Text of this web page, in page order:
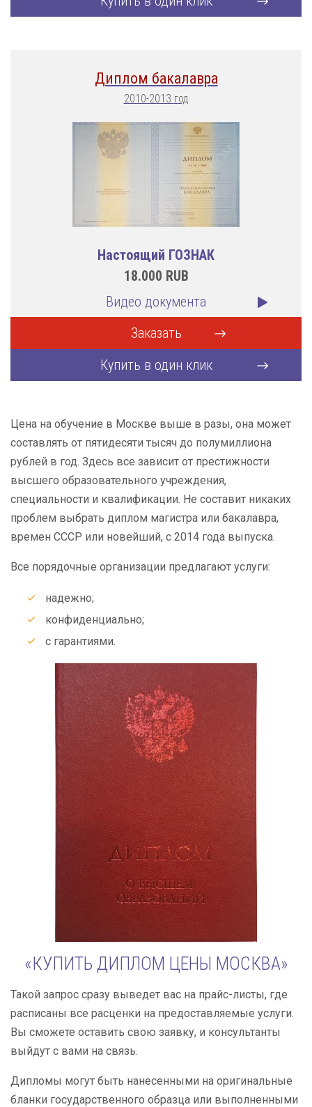
Диплом бакалавра
2010-2013 год
Настоящий ГОЗНАК
18.000 RUB
Видео документа
Заказать
Купить в один клик
Цена на обучение в Москве выше в разы, она может
составлять от пятидесяти тысяч до полумиллиона
рублей в год. Здесь все зависит от престижности
высшего образовательного учреждения,
специальности и квалификации. Не составит никаких
проблем выбрать диплом магистра или бакалавра,
времен СССР или новейший, с 2014 года выпуска.
Все порядочные организации предлагают услуги:
надежно;
конфиденциально;
с гарантиями.
«КУПИТЬ ДИПЛОМ ЦЕНЫ МОСКВА»
Такой запрос сразу выведет вас на прайс-листы, где
расписаны все расценки на предоставляемые услуги.
Вы сможете оставить свою заявку, и консультанты
выйдут с вами на связь.
Дипломы могут быть нанесенными на оригинальные
бланки государственного образца или выполненными